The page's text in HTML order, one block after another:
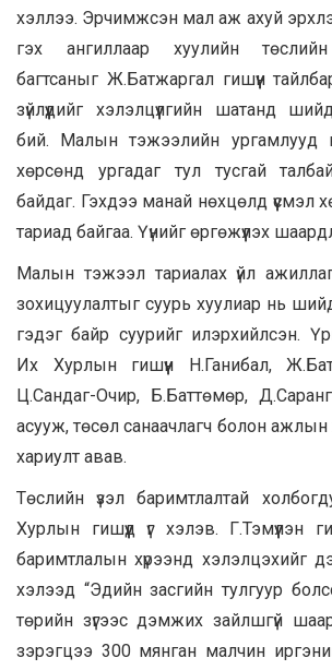
хэллээ. Эрчимжсэн мал аж ахуй
гэх ангиллаар хуулийн төслийн
багтсаныг Ж.Батжаргал гишүүн
зүйлүүдийг хэлэлцүүлгийн шатанд
бий. Малын тэжээлийн ургамлууд
хөрсөнд ургадаг тул тусгай
байдаг. Гэхдээ манай нөхцөлд үүсмэл
тариад байгаа. Үүнийг өргөжүүлэх
Малын тэжээл тариалах үйл
зохицуулалтыг суурь хуулиар нь
гэдэг байр суурийг илэрхийлсэн.
Их Хурлын гишүүн Н.Ганибал,
Ц.Сандаг-Очир, Б.Баттөмөр,
асууж, төсөл санаачлагч болон ажлын
хариулт авав.
Төслийн үзэл баримтлалтай
Хурлын гишүүд үг хэлэв. Г.Тэмүүлэн
баримтлалын хүрээнд хэлэлцэхийг
хэлээд “Эдийн засгийн тулгуур
төрийн зүгээс дэмжих зайлшгүй
зэрэгцээ 300 мянган малчин